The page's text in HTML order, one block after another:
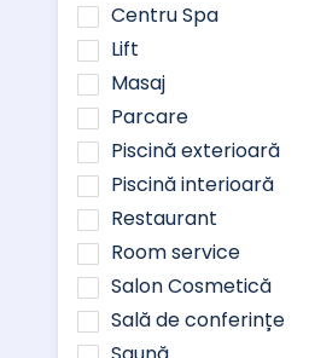
Centru Spa
Lift
Masaj
Parcare
Piscină exterioară
Piscină interioară
Restaurant
Room service
Salon Cosmetică
Sală de conferințe